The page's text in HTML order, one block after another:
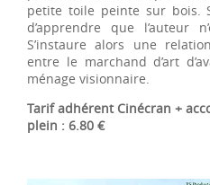
petite toile peinte sur bois.
d’apprendre que l’auteur
S’instaure alors une
entre le marchand d’art
ménage visionnaire.
Tarif adhérent Cinécran +
plein : 6.80 €